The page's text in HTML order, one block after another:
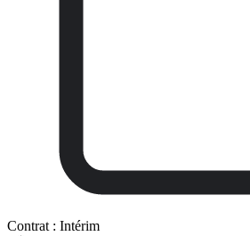
Contrat : Intérim